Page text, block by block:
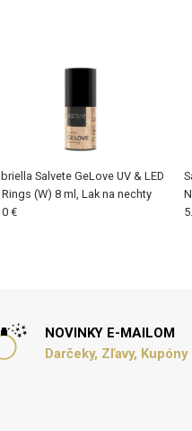
Salvete GeLove UV & LED
Rings (W) 8 ml, Lak na nechty
€
NOVINKY E-MAILOM
Darčeky, Zľavy, Kupóny